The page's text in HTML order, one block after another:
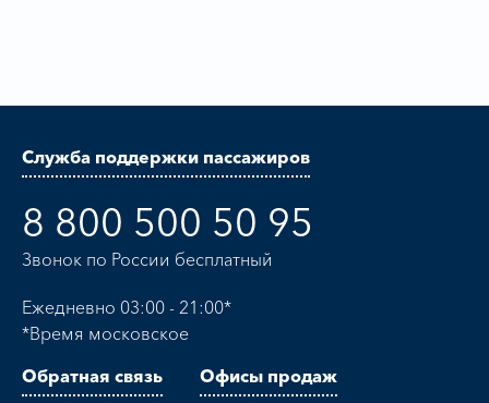
Служба поддержки пассажиров
8 800 500 50 95
Звонок по России бесплатный
Ежедневно 03:00 - 21:00*
*Время московское
Обратная связь
Офисы продаж